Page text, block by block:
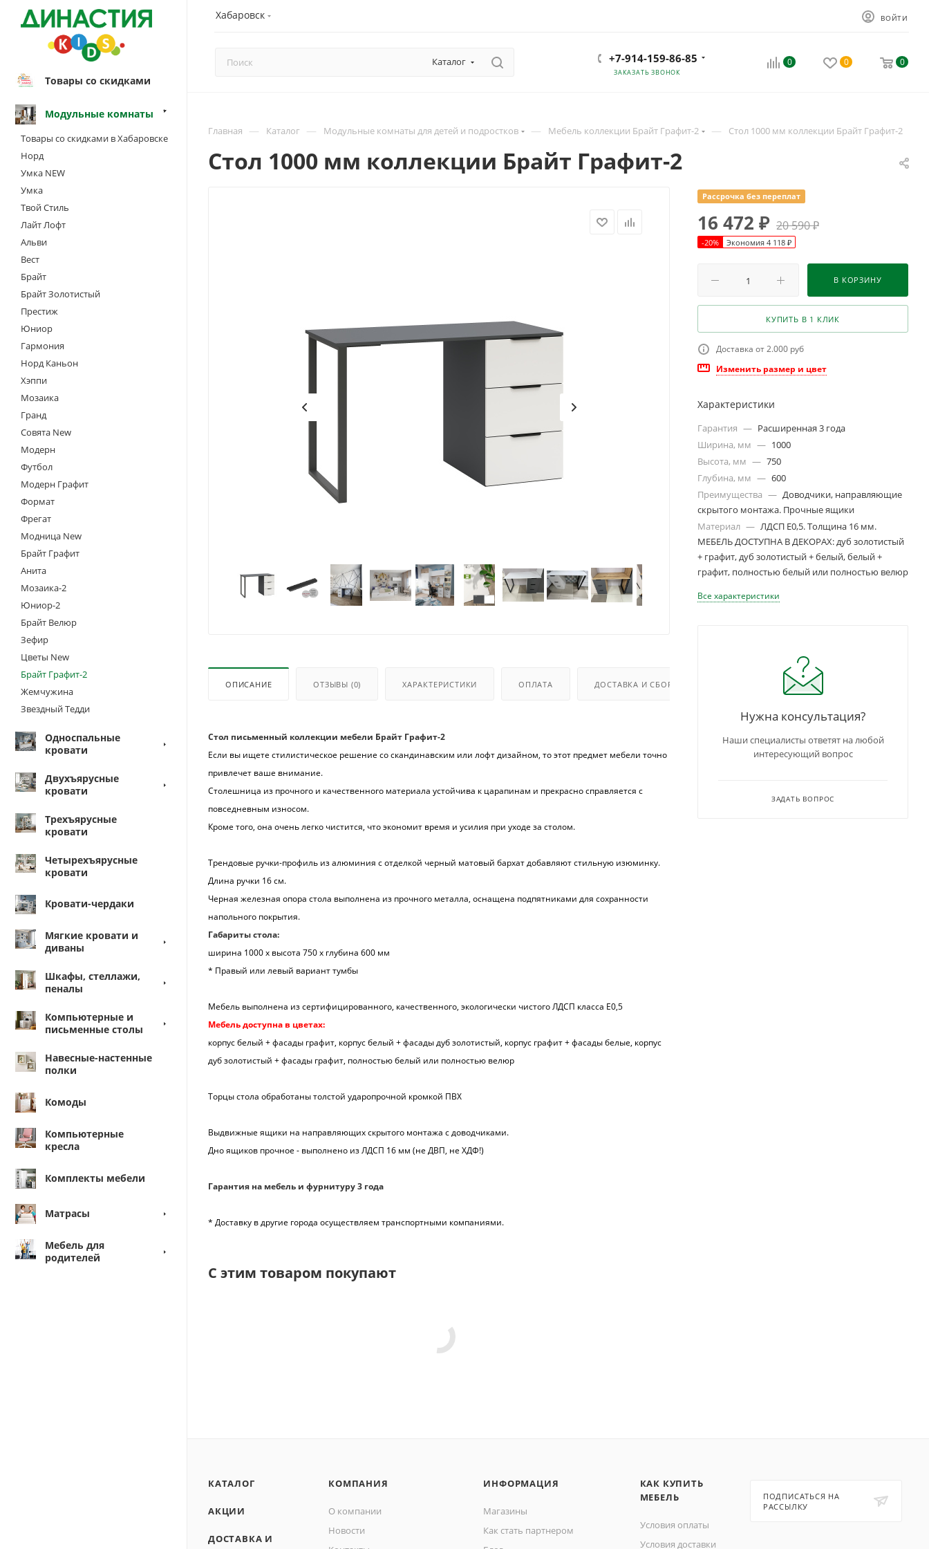
Хабаровск ВОЙТИ
Каталог +7-914-159-86-85
ЗАКАЗАТЬ ЗВОНОК
0 0 0
Товары со скидками
Модульные комнаты
Товары со скидками в Хабаровске
Норд
Умка NEW
Умка
Твой Стиль
Лайт Лофт
Альви
Вест
Брайт
Брайт Золотистый
Престиж
Юниор
Гармония
Норд Каньон
Хэппи
Мозаика
Гранд
Совята New
Модерн
Футбол
Модерн Графит
Формат
Фрегат
Модница New
Брайт Графит
Анита
Мозаика-2
Юниор-2
Брайт Велюр
Зефир
Цветы New
Брайт Графит-2
Жемчужина
Звездный Тедди
Односпальные
кровати
Двухъярусные
кровати
Трехъярусные
кровати
Четырехъярусные
кровати
Кровати-чердаки
Мягкие кровати и
диваны
Шкафы, стеллажи,
пеналы
Компьютерные и
письменные столы
Навесные-настенные
полки
Комоды
Компьютерные
кресла
Комплекты мебели
Матрасы
Мебель для
родителей
Главная — Каталог — Модульные комнаты для детей и подростков — Мебель коллекции Брайт Графит-2 — Стол 1000 мм коллекции Брайт Графит-2
Стол 1000 мм коллекции Брайт Графит-2
ОПИСАНИЕ ОТЗЫВЫ (0) ХАРАКТЕРИСТИКИ ОПЛАТА ДОСТАВКА И СБОРКА
Стол письменный коллекции мебели Брайт Графит-2
Если вы ищете стилистическое решение со скандинавским или лофт дизайном, то этот предмет мебели точно
привлечет ваше внимание.
Столешница из прочного и качественного материала устойчива к царапинам и прекрасно справляется с
повседневным износом.
Кроме того, она очень легко чистится, что экономит время и усилия при уходе за столом.
Трендовые ручки-профиль из алюминия с отделкой черный матовый бархат добавляют стильную изюминку.
Длина ручки 16 см.
Черная железная опора стола выполнена из прочного металла, оснащена подпятниками для сохранности
напольного покрытия.
Габариты стола:
ширина 1000 х высота 750 х глубина 600 мм
* Правый или левый вариант тумбы
Мебель выполнена из сертифицированного, качественного, экологически чистого ЛДСП класса Е0,5
Мебель доступна в цветах:
корпус белый + фасады графит, корпус белый + фасады дуб золотистый, корпус графит + фасады белые, корпус
дуб золотистый + фасады графит, полностью белый или полностью велюр
Торцы стола обработаны толстой ударопрочной кромкой ПВХ
Выдвижные ящики на направляющих скрытого монтажа с доводчиками.
Дно ящиков прочное - выполнено из ЛДСП 16 мм (не ДВП, не ХДФ!)
Гарантия на мебель и фурнитуру 3 года
* Доставку в другие города осуществляем транспортными компаниями.
С этим товаром покупают
Рассрочка без переплат
16 472 ₽ 20 590₽
-20% Экономия 4 118 ₽
В КОРЗИНУ
КУПИТЬ В 1 КЛИК
Доставка от 2.000 руб
Изменить размер и цвет
Характеристики
Гарантия — Расширенная 3 года
Ширина, мм — 1000
Высота, мм — 750
Глубина, мм — 600
Преимущества — Доводчики, направляющие
скрытого монтажа. Прочные ящики
Материал — ЛДСП Е0,5. Толщина 16 мм.
МЕБЕЛЬ ДОСТУПНА В ДЕКОРАХ: дуб золотистый
+ графит, дуб золотистый + белый, белый +
графит, полностью белый или полностью велюр
Все характеристики
Нужна консультация?
Наши специалисты ответят на любой
интересующий вопрос
ЗАДАТЬ ВОПРОС
КАТАЛОГ
АКЦИИ
ДОСТАВКА И
КОМПАНИЯ
О компании
Новости
ИНФОРМАЦИЯ
Магазины
Как стать партнером
КАК КУПИТЬ
МЕБЕЛЬ
Условия оплаты
Условия доставки
ПОДПИСАТЬСЯ НА
РАССЫЛКУ